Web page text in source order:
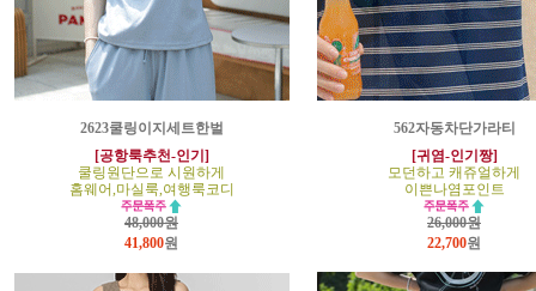
2623쿨링이지세트한벌
[공항룩추천-인기]
쿨링원단으로 시원하게
홈웨어,마실룩,여행룩코디
48,000원
41,800원
562자동차단가라티
[귀염-인기짱]
모던하고 캐쥬얼하게
이쁜나염포인트
26,000원
22,700원